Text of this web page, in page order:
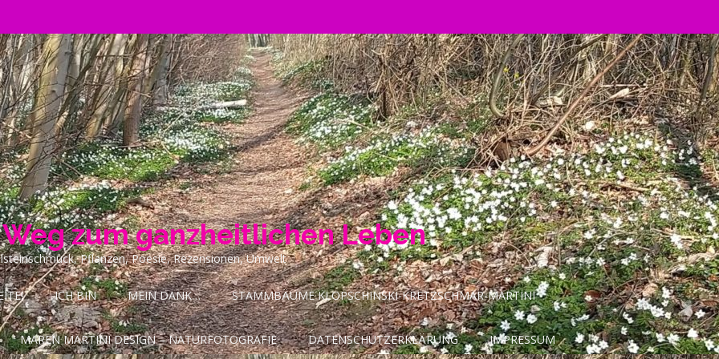
zum ganzheitlichen Leben
Pflanzen, Poesie, Rezensionen, Umwelt
ICH BIN MEIN DANK… STAMMBÄUME KLOPSCHINSKI-KRETZSCHMAR-MARTINI
MAREN MARTINI DESIGN – NATURFOTOGRAFIE DATENSCHUTZERKLÄRUNG IMPRESSUM